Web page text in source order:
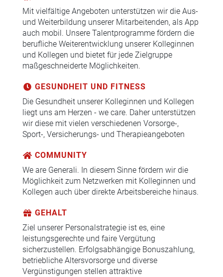
Mit vielfältige Angeboten unterstützen wir die Aus-
und Weiterbildung unserer Mitarbeitenden, als App
auch mobil. Unsere Talentprogramme fördern die
berufliche Weiterentwicklung unserer Kolleginnen
und Kollegen und bietet für jede Zielgruppe
maßgeschneiderte Möglichkeiten.
GESUNDHEIT UND FITNESS
Die Gesundheit unserer Kolleginnen und Kollegen
liegt uns am Herzen - we care. Daher unterstützen
wir diese mit vielen verschiedenen Vorsorge-,
Sport-, Versicherungs- und Therapieangeboten
COMMUNITY
We are Generali. In diesem Sinne fördern wir die
Möglichkeit zum Netzwerken mit Kolleginnen und
Kollegen auch über direkte Arbeitsbereiche hinaus.
GEHALT
Ziel unserer Personalstrategie ist es, eine
leistungsgerechte und faire Vergütung
sicherzustellen. Erfolgsabhängige Bonuszahlung,
betriebliche Altersvorsorge und diverse
Vergünstigungen stellen attraktive